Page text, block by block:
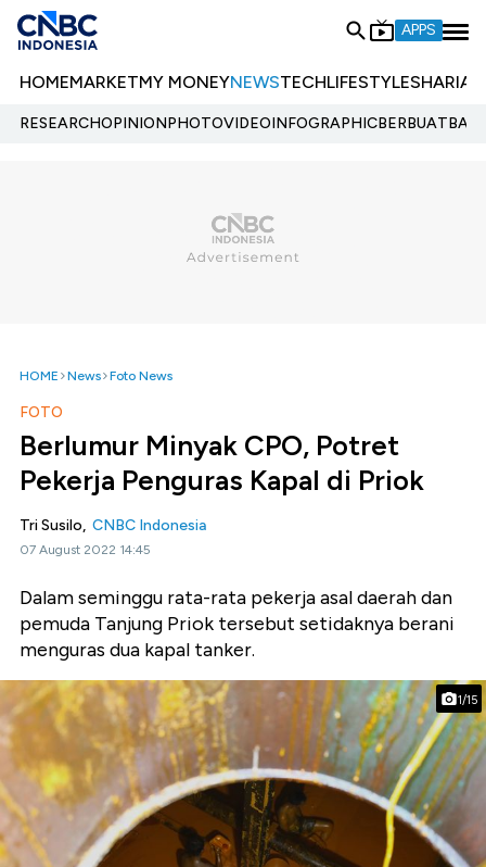
APPS
HOMEMARKETMY MONEYNEWSTECHLIFESTYLESHARIA
RESEARCHOPINIONPHOTOVIDEOINFOGRAPHIC
HOME News Foto News
FOTO
Berlumur Minyak CPO, Potret
Pekerja Penguras Kapal di Priok
Tri Susilo, CNBC Indonesia
07 August 2022 14:45
Dalam seminggu rata-rata pekerja asal daerah dan
pemuda Tanjung Priok tersebut setidaknya berani
menguras dua kapal tanker.
1/15